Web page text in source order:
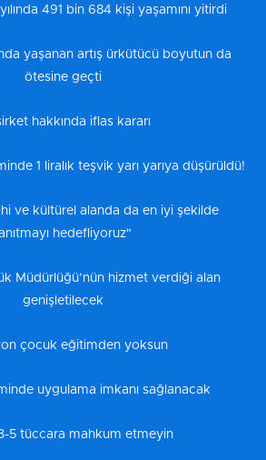
491 bin 684 kişi yaşamını yitirdi
yaşanan artış ürkütücü boyutun da
ötesine geçti
hakkında iflas kararı
1 liralık teşvik yarı yarıya düşürüldü!
ve kültürel alanda da en iyi şekilde
hedefliyoruz"
Müdürlüğü’nün hizmet verdiği alan
genişletilecek
çocuk eğitimden yoksun
uygulama imkanı sağlanacak
5 tüccara mahkum etmeyin